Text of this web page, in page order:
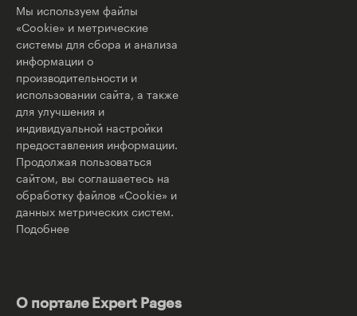
Мы используем файлы
«Cookie» и метрические
системы для сбора и анализа
информации о
производительности и
использовании сайта, а также
для улучшения и
индивидуальной настройки
предоставления информации.
Продолжая пользоваться
сайтом, вы соглашаетесь на
обработку файлов «Cookie» и
данных метрических систем.
Подобнее
О портале Expert Pages